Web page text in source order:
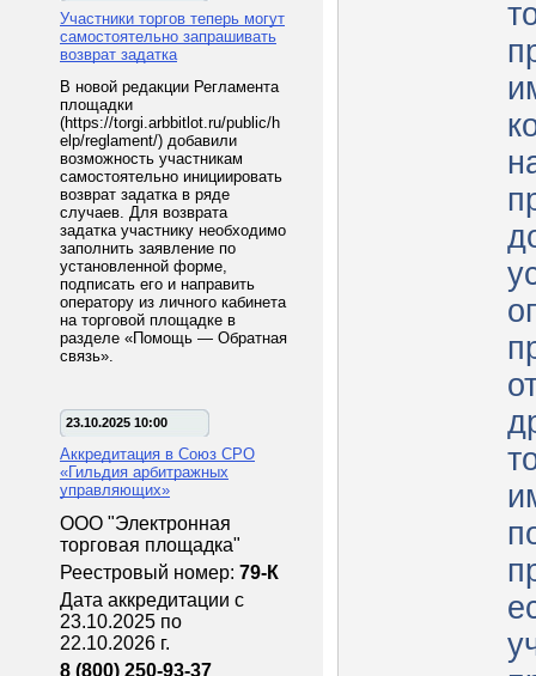
Участники торгов теперь могут
самостоятельно запрашивать
возврат задатка
В новой редакции Регламента
площадки
(https://torgi.arbbitlot.ru/public/h
elp/reglament/) добавили
возможность участникам
самостоятельно инициировать
возврат задатка в ряде
случаев. Для возврата
задатка участнику необходимо
заполнить заявление по
установленной форме,
подписать его и направить
оператору из личного кабинета
на торговой площадке в
разделе «Помощь — Обратная
связь».
23.10.2025 10:00
Аккредитация в Союз СРО
«Гильдия арбитражных
управляющих»
ООО "Электронная
торговая площадка"
Реестровый номер: 79-К
Дата аккредитации с
23.10.2025 по
22.10.2026 г.
8 (800) 250-93-37